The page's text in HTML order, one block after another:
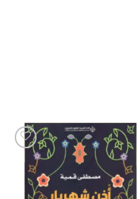
قائمة
الرغبات